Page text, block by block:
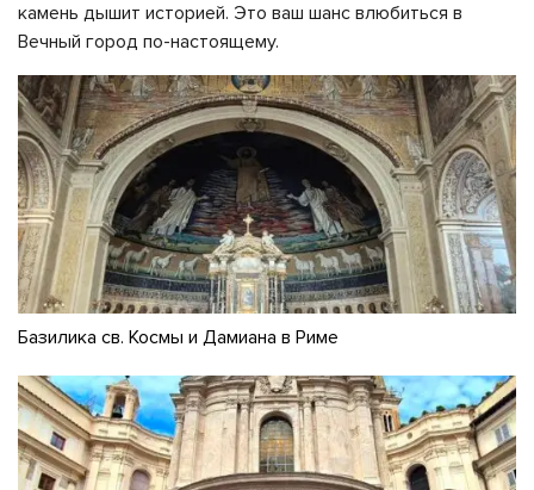
камень дышит историей. Это ваш шанс влюбиться в
Вечный город по-настоящему.
Базилика св. Космы и Дамиана в Риме